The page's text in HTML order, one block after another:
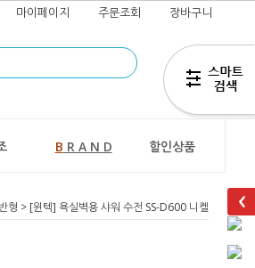
마이페이지 주문조회 장바구니
즐겨찾기
B R A N D 할인상품
형 > [윈텍] 욕실벽용 샤워 수전 SS-D600 니켈